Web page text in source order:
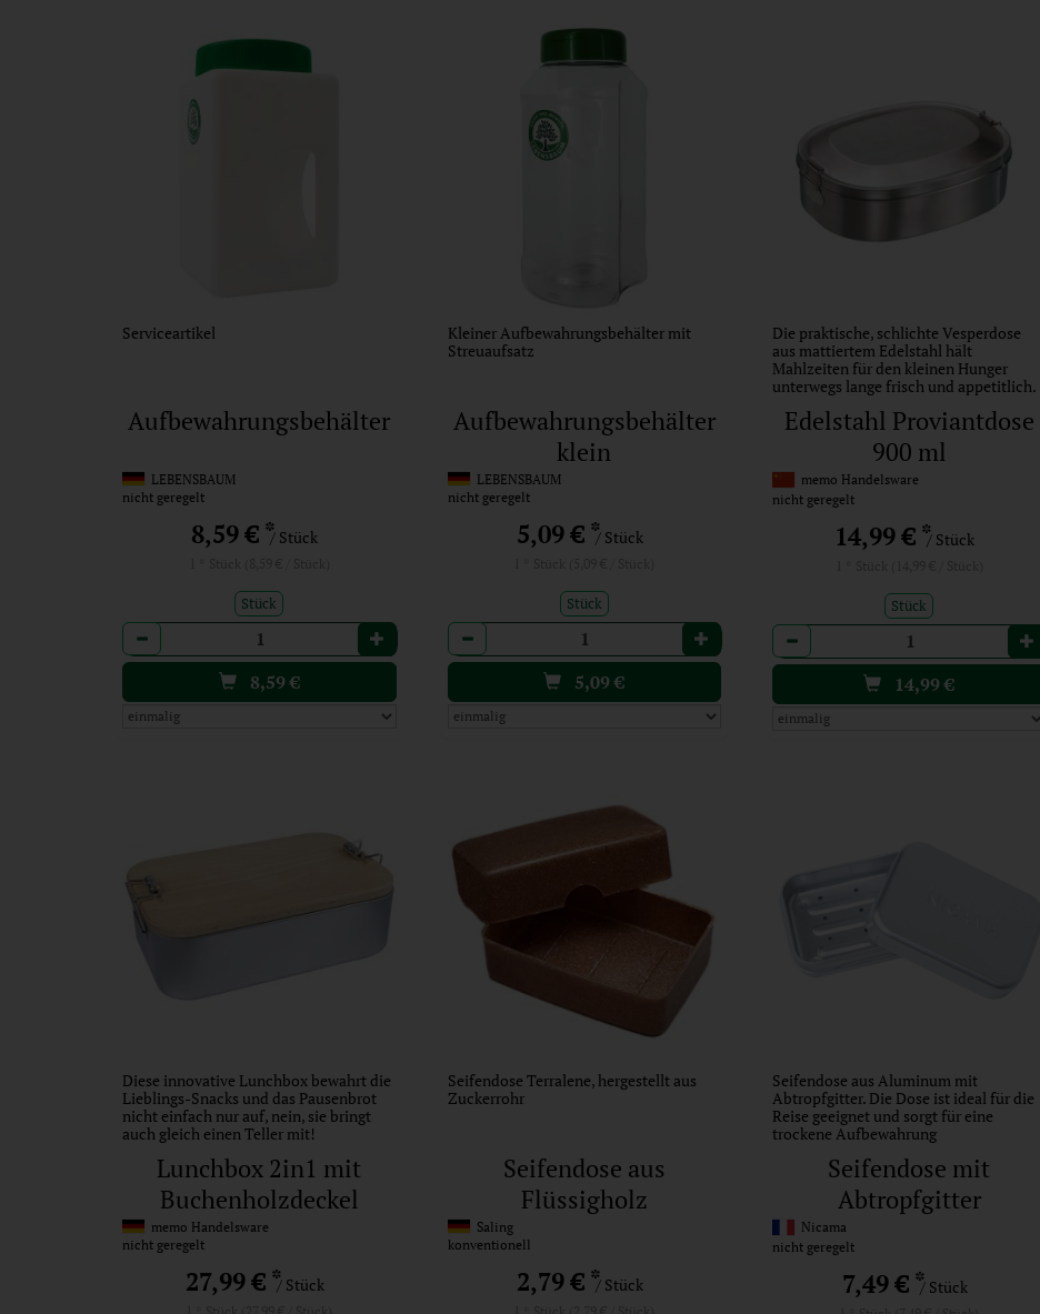
Serviceartikel
Aufbewahrungsbehälter
LEBENSBAUM
nicht geregelt
8,59 € */ Stück
Stück
Anzahl
8,59€
Kleiner Aufbewahrungsbehälter mit
Streuaufsatz
Aufbewahrungsbehälter
klein
LEBENSBAUM
nicht geregelt
5,09 €*/ Stück
Stück
Anzahl
5,09€
Die praktische, schlichte Vesperdose
aus mattiertem Edelstahl hält
Mahlzeiten für den kleinen Hunger
unterwegs lange frisch und appetitlich.
Edelstahl Proviantdose
900 ml
memo Handelsware
nicht geregelt
14,99 € */ Stück
Stück
Anzahl
14,99€
Diese innovative Lunchbox bewahrt die
Lieblings-Snacks und das Pausenbrot
nicht einfach nur auf, nein, sie bringt
auch gleich einen Teller mit!
Lunchbox 2in1 mit
Buchenholzdeckel
memo Handelsware
nicht geregelt
27,99 €*/ Stück
Seifendose Terralene, hergestellt aus
Zuckerrohr
Seifendose aus
Flüssigholz
Saling
konventionell
2,79 €*/ Stück
Seifendose aus Aluminum mit
Abtropfgitter. Die Dose ist ideal für die
Reise geeignet und sorgt für eine
trockene Aufbewahrung
Seifendose mit
Abtropfgitter
Nicama
nicht geregelt
7,49 €*/ Stück